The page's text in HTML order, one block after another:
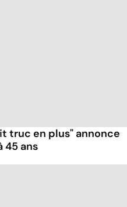
truc en plus" annonce
45 ans